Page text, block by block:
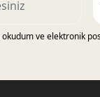
okudum ve elektronik